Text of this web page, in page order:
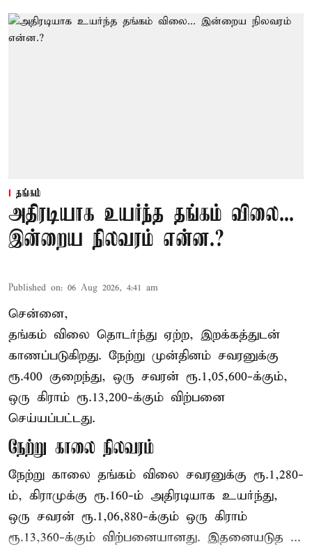
தங்கம்
அதிரடியாக உயர்ந்த தங்கம் விலை...
இன்றைய நிலவரம் என்ன.?
Published on: 06 Aug 2026, 4:41 am
சென்னை,
தங்கம் விலை தொடர்ந்து ஏற்ற, இறக்கத்துடன்
காணப்படுகிறது. நேற்று முன்தினம் சவரனுக்கு
ரூ.400 குறைந்து, ஒரு சவரன் ரூ.1,05,600-க்கும்,
ஒரு கிராம் ரூ.13,200-க்கும் விற்பனை
செய்யப்பட்டது.
நேற்று காலை நிலவரம்
நேற்று காலை தங்கம் விலை சவரனுக்கு ரூ.1,280-
ம், கிராமுக்கு ரூ.160-ம் அதிரடியாக உயர்ந்து,
ஒரு சவரன் ரூ.1,06,880-க்கும் ஒரு கிராம்
ரூ.13,360-க்கும் விற்பனையானது. இதனையடுத ...